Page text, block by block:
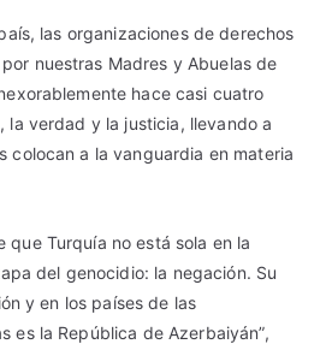
las organizaciones de derechos
nuestras Madres y Abuelas de
hace casi cuatro
la verdad y la justicia, llevando a
colocan a la vanguardia en materia
que Turquía no está sola en la
del genocidio: la negación. Su
y en los países de las
es la República de Azerbaiyán”,